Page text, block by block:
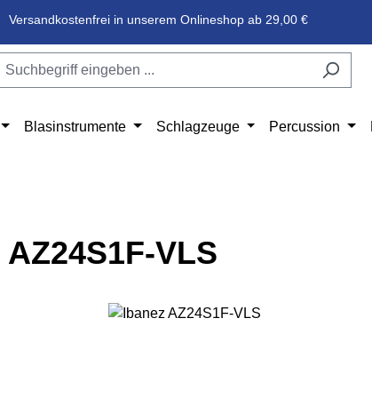
Versandkostenfrei in unserem Onlineshop ab 29,00 €
Blasinstrumente Schlagzeuge Percussion
VLS